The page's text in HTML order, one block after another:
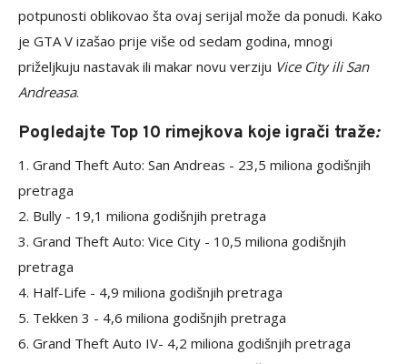
potpunosti oblikovao šta ovaj serijal može da ponudi. Kako
je GTA V izašao prije više od sedam godina, mnogi
priželjkuju nastavak ili makar novu verziju Vice City ili San
Andreasa.
Pogledajte Top 10 rimejkova koje igrači traže:
1. Grand Theft Auto: San Andreas - 23,5 miliona godišnjih
pretraga
2. Bully - 19,1 miliona godišnjih pretraga
3. Grand Theft Auto: Vice City - 10,5 miliona godišnjih
pretraga
4. Half-Life - 4,9 miliona godišnjih pretraga
5. Tekken 3 - 4,6 miliona godišnjih pretraga
6. Grand Theft Auto IV- 4,2 miliona godišnjih pretraga